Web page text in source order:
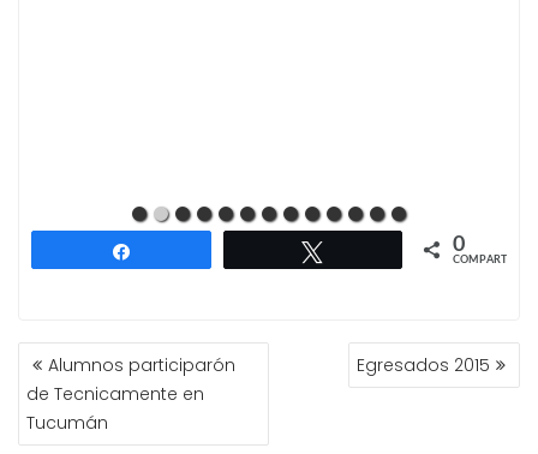
0
COMPARTIR
NAVEGACIÓN
DE
ENTRADAS
Alumnos participarón
de Tecnicamente en
Tucumán
Egresados 2015